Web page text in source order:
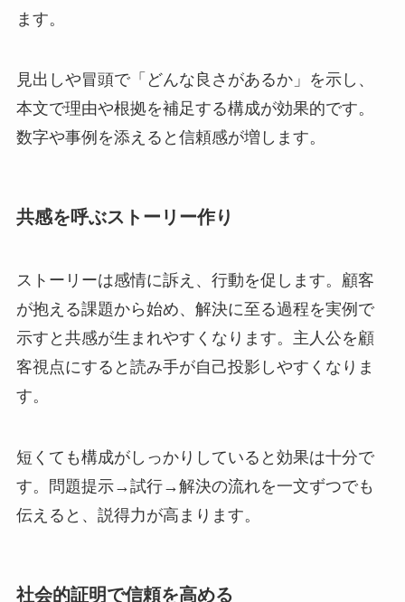
ます。
見出しや冒頭で「どんな良さがあるか」を示し、
本文で理由や根拠を補足する構成が効果的です。
数字や事例を添えると信頼感が増します。
共感を呼ぶストーリー作り
ストーリーは感情に訴え、行動を促します。顧客
が抱える課題から始め、解決に至る過程を実例で
示すと共感が生まれやすくなります。主人公を顧
客視点にすると読み手が自己投影しやすくなりま
す。
短くても構成がしっかりしていると効果は十分で
す。問題提示→試行→解決の流れを一文ずつでも
伝えると、説得力が高まります。
社会的証明で信頼を高める